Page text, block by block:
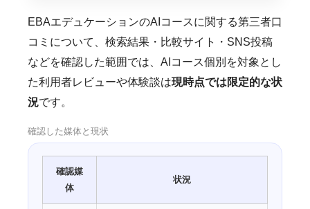
EBAエデュケーションのAIコースに関する第三者口
コミについて、検索結果・比較サイト・SNS投稿
などを確認した範囲では、AIコース個別を対象とし
た利用者レビューや体験談は現時点では限定的な状
況です。
確認した媒体と現状
確認媒
体
状況